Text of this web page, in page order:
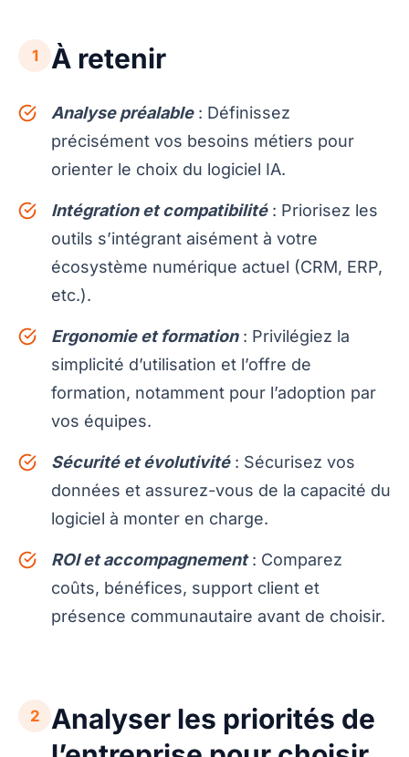
1 À retenir
Analyse préalable: Définissez
précisément vos besoins métiers pour
orienter le choix du logiciel IA.
Intégration et compatibilité: Priorisez les
outils s’intégrant aisément à votre
écosystème numérique actuel (CRM, ERP,
etc.).
Ergonomie et formation: Privilégiez la
simplicité d’utilisation et l’offre de
formation, notamment pour l’adoption par
vos équipes.
Sécurité et évolutivité: Sécurisez vos
données et assurez-vous de la capacité du
logiciel à monter en charge.
ROI et accompagnement: Comparez
coûts, bénéfices, support client et
présence communautaire avant de choisir.
2
Analyser les priorités de